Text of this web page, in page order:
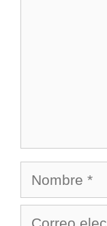
Nombre
Correo